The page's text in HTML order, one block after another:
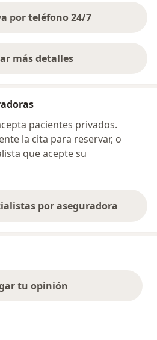
por teléfono 24/7
más detalles
sobre la dirección
pacientes privados.
la cita para reservar, o
que acepte su
por aseguradora
tu opinión